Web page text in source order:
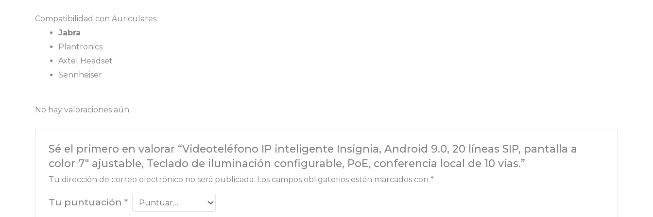
Compatibilidad con Auriculares:
Jabra
Plantronics
Axtel Headset
Sennheiser
No hay valoraciones aún.
Sé el primero en valorar “Videoteléfono IP inteligente Insignia, Android 9.0, 20 líneas SIP, pantalla a
color 7″ ajustable, Teclado de iluminación configurable, PoE, conferencia local de 10 vías.”
Tu dirección de correo electrónico no será publicada. Los campos obligatorios están marcados con *
Tu puntuación *